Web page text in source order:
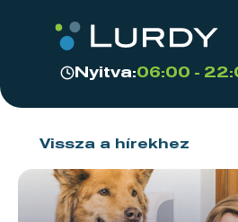
Nyitva:06:00 -
Vissza a hírekhez